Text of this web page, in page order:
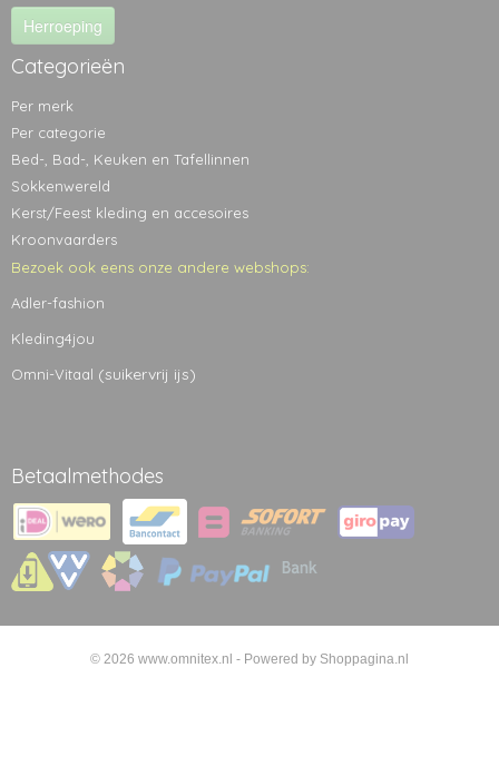
Herroeping
Categorieën
Per merk
Per categorie
Bed-, Bad-, Keuken en Tafellinnen
Sokkenwereld
Kerst/Feest kleding en accesoires
Kroonvaarders
Bezoek ook eens onze andere webshops:
Adler-fashion
Kleding4jou
Omni-Vitaal (suikervrij ijs)
Betaalmethodes
© 2026 www.omnitex.nl - Powered by Shoppagina.nl